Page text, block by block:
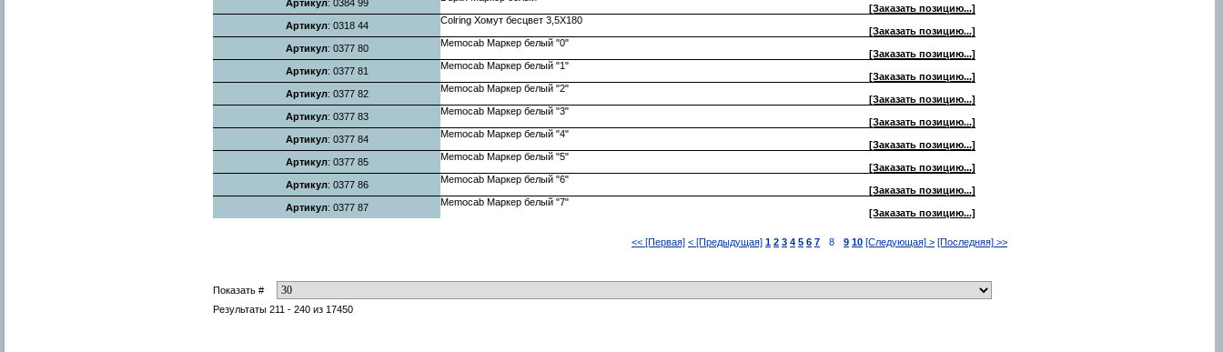
Артикул: 0384 99
[Заказать позицию...]
Артикул: 0318 44
Colring Хомут бесцвет 3,5X180
[Заказать позицию...]
Артикул: 0377 80
Memocab Маркер белый "0"
[Заказать позицию...]
Артикул: 0377 81
Memocab Маркер белый "1"
[Заказать позицию...]
Артикул: 0377 82
Memocab Маркер белый "2"
[Заказать позицию...]
Артикул: 0377 83
Memocab Маркер белый "3"
[Заказать позицию...]
Артикул: 0377 84
Memocab Маркер белый "4"
[Заказать позицию...]
Артикул: 0377 85
Memocab Маркер белый "5"
[Заказать позицию...]
Артикул: 0377 86
Memocab Маркер белый "6"
[Заказать позицию...]
Артикул: 0377 87
Memocab Маркер белый "7"
[Заказать позицию...]
<< [Первая] < [Предыдущая] 1 2 3 4 5 6 7 8 9 10 [Следующая] > [Последняя] >>
Показать #
Результаты 211 - 240 из 17450